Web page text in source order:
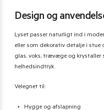
Design og
Lyset passer naturligt ind i
eller som dekorativ detalje i stue
glas, voks, trævæge og krystaller
helhedsindtryk.
Velegnet til:
Hygge og afslapning